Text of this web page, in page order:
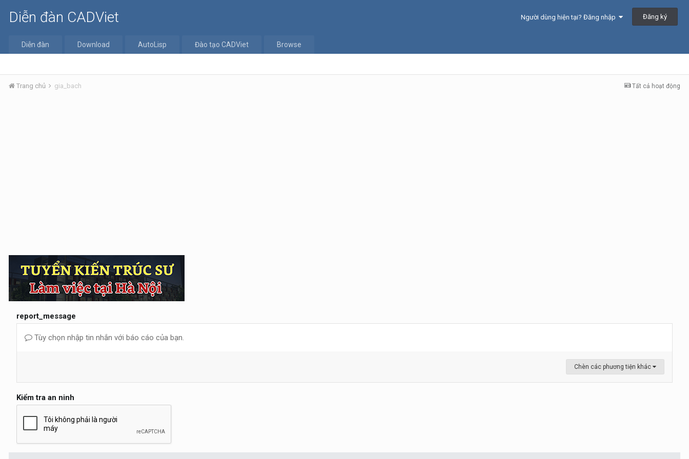
Diễn đàn CADViet Người dùng hiện tại? Đăng nhập Đăng ký
Diễn đàn Download AutoLisp Đào tạo CADViet Browse
Tất cả hoạt động
Trang chủ gia_bach
report_message
Tùy chọn nhập tin nhắn với báo cáo của bạn.
Chèn các phương tiện khác
Kiểm tra an ninh